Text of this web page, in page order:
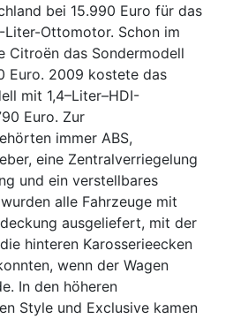
bei 15.990 Euro für das
Liter-Ottomotor. Schon im
Citroën das Sondermodell
Euro. 2009 kostete das
mit 1,4–Liter–HDI-
Euro. Zur
immer ABS,
eine Zentralverriegelung
und ein verstellbares
alle Fahrzeuge mit
ausgeliefert, mit der
hinteren Karosserieecken
wenn der Wagen
In den höheren
Style und Exclusive kamen